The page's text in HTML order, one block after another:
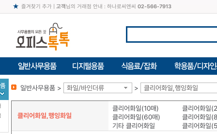
즐겨찾기 추가| 고객님의 거래점 안내 : 하나로씨엔씨 02-566-7913
일반사무용품 > 화일/바인더류 > 클리어화일,행잉화일
클리어화일,행잉화일
클리어화일(10매)
클리어화일
클리어화일(60매)
클리어화일
기타 클리어화일
클리어화일